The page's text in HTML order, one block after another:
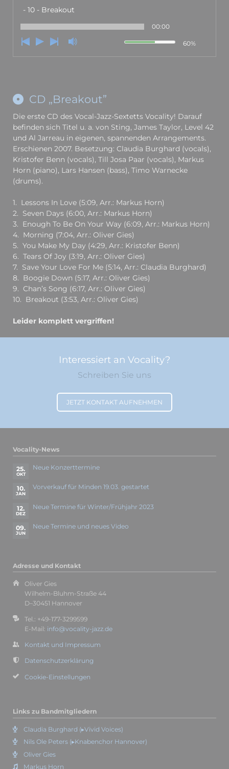
- 10 - Breakout
00:00
60%
CD „Breakout”
Die erste CD des Vocal-Jazz-Sextetts Vocality! Darauf
befinden sich Titel u. a. von Sting, James Taylor, Level 42
und Al Jarreau in eigenen, spannenden Arrangements.
Erschienen 2007. Besetzung: Claudia Burghard (vocals),
Kristofer Benn (vocals), Till Josa Paar (vocals), Markus
Horn (piano), Lars Hansen (bass), Timo Warnecke
(drums).
1. Lessons In Love (5:09, Arr.: Markus Horn)
2. Seven Days (6:00, Arr.: Markus Horn)
3. Enough To Be On Your Way (6:09, Arr.: Markus Horn)
4. Morning (7:04, Arr.: Oliver Gies)
5. You Make My Day (4:29, Arr.: Kristofer Benn)
6. Tears Of Joy (3:19, Arr.: Oliver Gies)
7. Save Your Love For Me (5:14, Arr.: Claudia Burghard)
8. Boogie Down (5:17, Arr.: Oliver Gies)
9. Chan’s Song (6:17, Arr.: Oliver Gies)
10. Breakout (3:53, Arr.: Oliver Gies)
Leider komplett vergriffen!
Interessiert an Vocality?
Schreiben Sie uns
JETZT KONTAKT AUFNEHMEN
Vocality-News
25.
OKT
Neue Konzerttermine
10.
JAN
Vorverkauf für Minden 19.03. gestartet
12.
DEZ
Neue Termine für Winter/Frühjahr 2023
09.
JUN
Neue Termine und neues Video
Adresse und Kontakt
Oliver Gies
Wilhelm-Bluhm-Straße 44
D–30451 Hannover
Tel.: +49-177-3299599
E-Mail: info@vocality-jazz.de
Kontakt und Impressum
Datenschutzerklärung
Cookie-Einstellungen
Links zu Bandmitgliedern
Claudia Burghard (▸Vivid Voices)
Nils Ole Peters (▸Knabenchor Hannover)
Oliver Gies
Markus Horn